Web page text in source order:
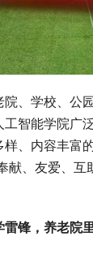
、学校、公
工智能学院广
、内容丰富
献、友爱、互
雷锋，养老院